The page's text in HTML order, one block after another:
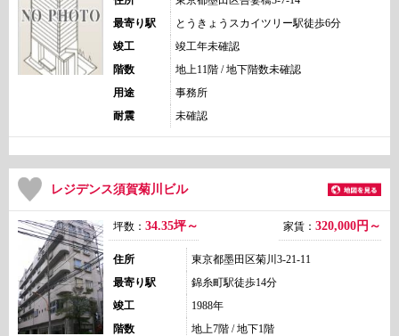
最寄り駅
とうきょうスカイツリー駅徒歩6分
竣工
竣工年未確認
階数
地上11階 / 地下階数未確認
用途
事務所
耐震
未確認
レジデンス須賀菊川ビル
坪数： 34.35坪～ 家賃： 320,000 円～
住所
東京都墨田区菊川3-21-11
最寄り駅
錦糸町駅徒歩14分
竣工
1988年
階数
地上7階 / 地下1階